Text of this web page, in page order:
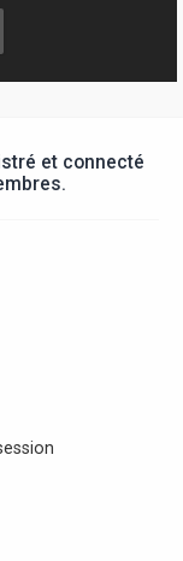
et connecté